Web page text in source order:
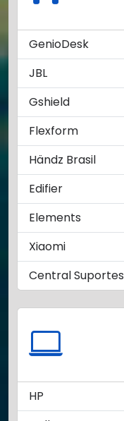
GenioDesk
JBL
Gshield
Flexform
Händz Brasil
Edifier
Elements
Xiaomi
Central Suportes
HP